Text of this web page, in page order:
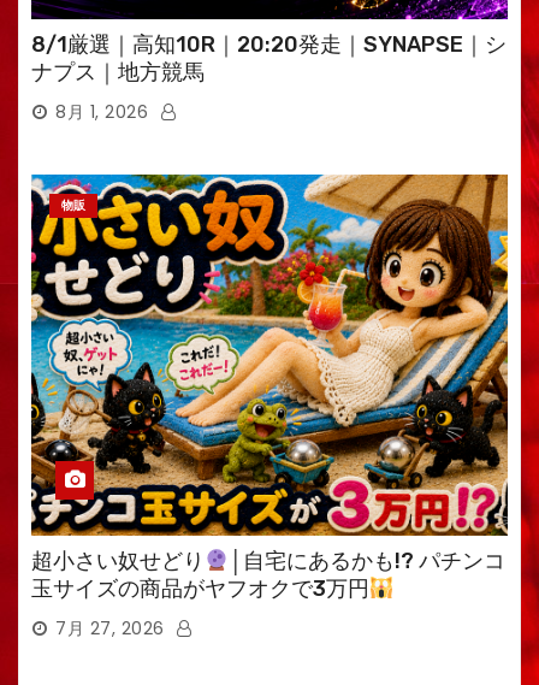
8/1厳選｜高知10R｜20:20発走｜SYNAPSE｜シ
ナプス｜地方競馬
8月 1, 2026
物販
超小さい奴せどり
│自宅にあるかも!? パチンコ
玉サイズの商品がヤフオクで3万円
7月 27, 2026